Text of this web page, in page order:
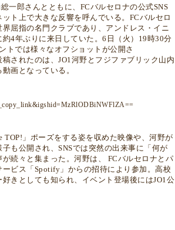
一郎さんとともに、FCバルセロナの公式SNS
ト上で大きな反響を呼んでいる。 FCバルセロ
屈指の名門クラブであり、アンドレス・ イニ
4年ぶりに来日していた。 6日（火）19時30分
トでは様々なオフショットが公開さ
されたのは、JO1河野とフ ジファブリック山内
画となっている。
TOP!」ポーズをする姿を収めた映像や、河野が
も公開され、SNSでは突然の出来事に「何が
続々と集まった。 河野は、 FCバルセロナとパ
ビス「Spotify」からの招待により参加。高校
好きとしても知られ、イベント登場後にはJO1公